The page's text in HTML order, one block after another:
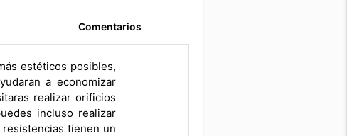
Comentarios
estéticos posibles,
a economizar
realizar orificios
incluso realizar
tienen un